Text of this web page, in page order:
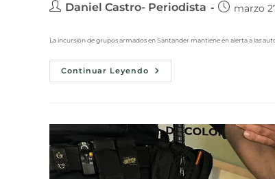
Daniel Castro- Periodista marzo
La incursión de grupos armados en Santander mantiene en alerta a las
Continuar Leyendo